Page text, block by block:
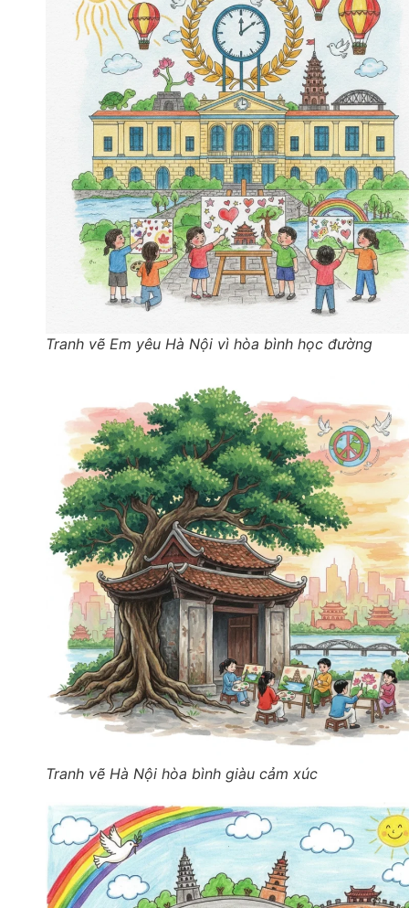
Tranh vẽ Em yêu Hà Nội vì hòa bình học đường
Tranh vẽ Hà Nội hòa bình giàu cảm xúc